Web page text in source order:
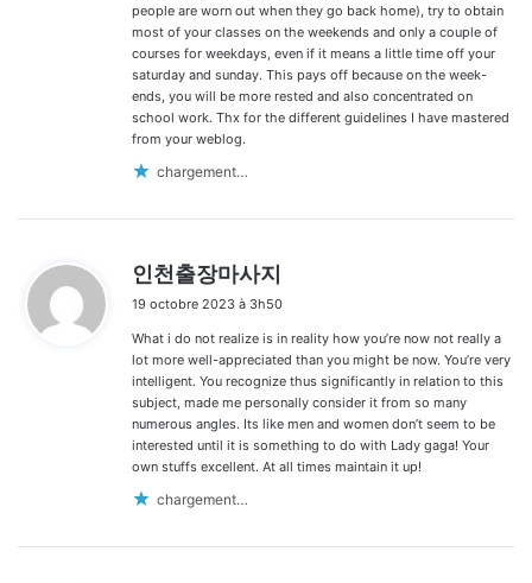
people are worn out when they go back home), try to obtain
most of your classes on the weekends and only a couple of
courses for weekdays, even if it means a little time off your
saturday and sunday. This pays off because on the week-
ends, you will be more rested and also concentrated on
school work. Thx for the different guidelines I have mastered
from your weblog.
chargement…
인천출장마사지
:
19 octobre 2023 à 3h50
What i do not realize is in reality how you’re now not really a
lot more well-appreciated than you might be now. You’re very
intelligent. You recognize thus significantly in relation to this
subject, made me personally consider it from so many
numerous angles. Its like men and women don’t seem to be
interested until it is something to do with Lady gaga! Your
own stuffs excellent. At all times maintain it up!
chargement…